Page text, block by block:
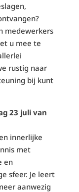
medewerkers
u mee te
rustig naar
bij kunt
23 juli van
innerlijke
met
en
sfeer. Je leert
aanwezig